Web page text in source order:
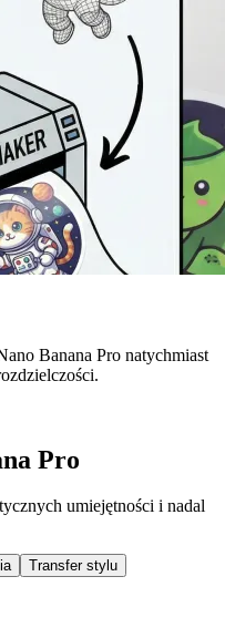
Banana Pro natychmiast
Pro
umiejętności i nadal
Transfer stylu